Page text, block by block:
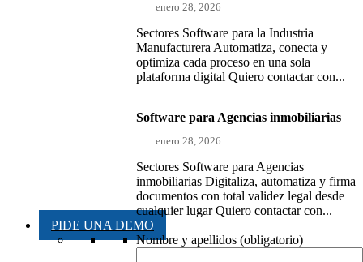
enero 28, 2026
Sectores Software para la Industria
Manufacturera Automatiza, conecta y
optimiza cada proceso en una sola
plataforma digital Quiero contactar con...
Software para Agencias inmobiliarias
enero 28, 2026
Sectores Software para Agencias
inmobiliarias Digitaliza, automatiza y firma
documentos con total validez legal desde
cualquier lugar Quiero contactar con...
PIDE UNA DEMO
Nombre y apellidos (obligatorio)